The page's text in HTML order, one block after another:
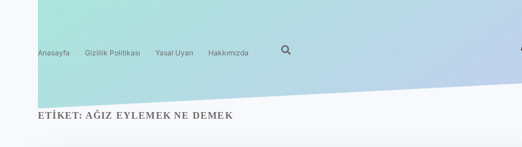
Anasayfa Gizlilik Politikası Yasal Uyarı Hakkımızda
ETIKET: AĞIZ EYLEMEK NE DEMEK